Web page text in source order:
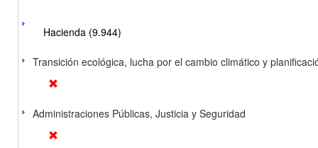
Hacienda (9.944)
Transición ecológica, lucha por el cambio climático y
Administraciones Públicas, Justicia y Seguridad